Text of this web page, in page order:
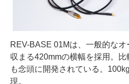
REV-BASE 01Mは、⼀般的な
収まる420mmの横幅を採用。
も念頭に開発されている。
現。